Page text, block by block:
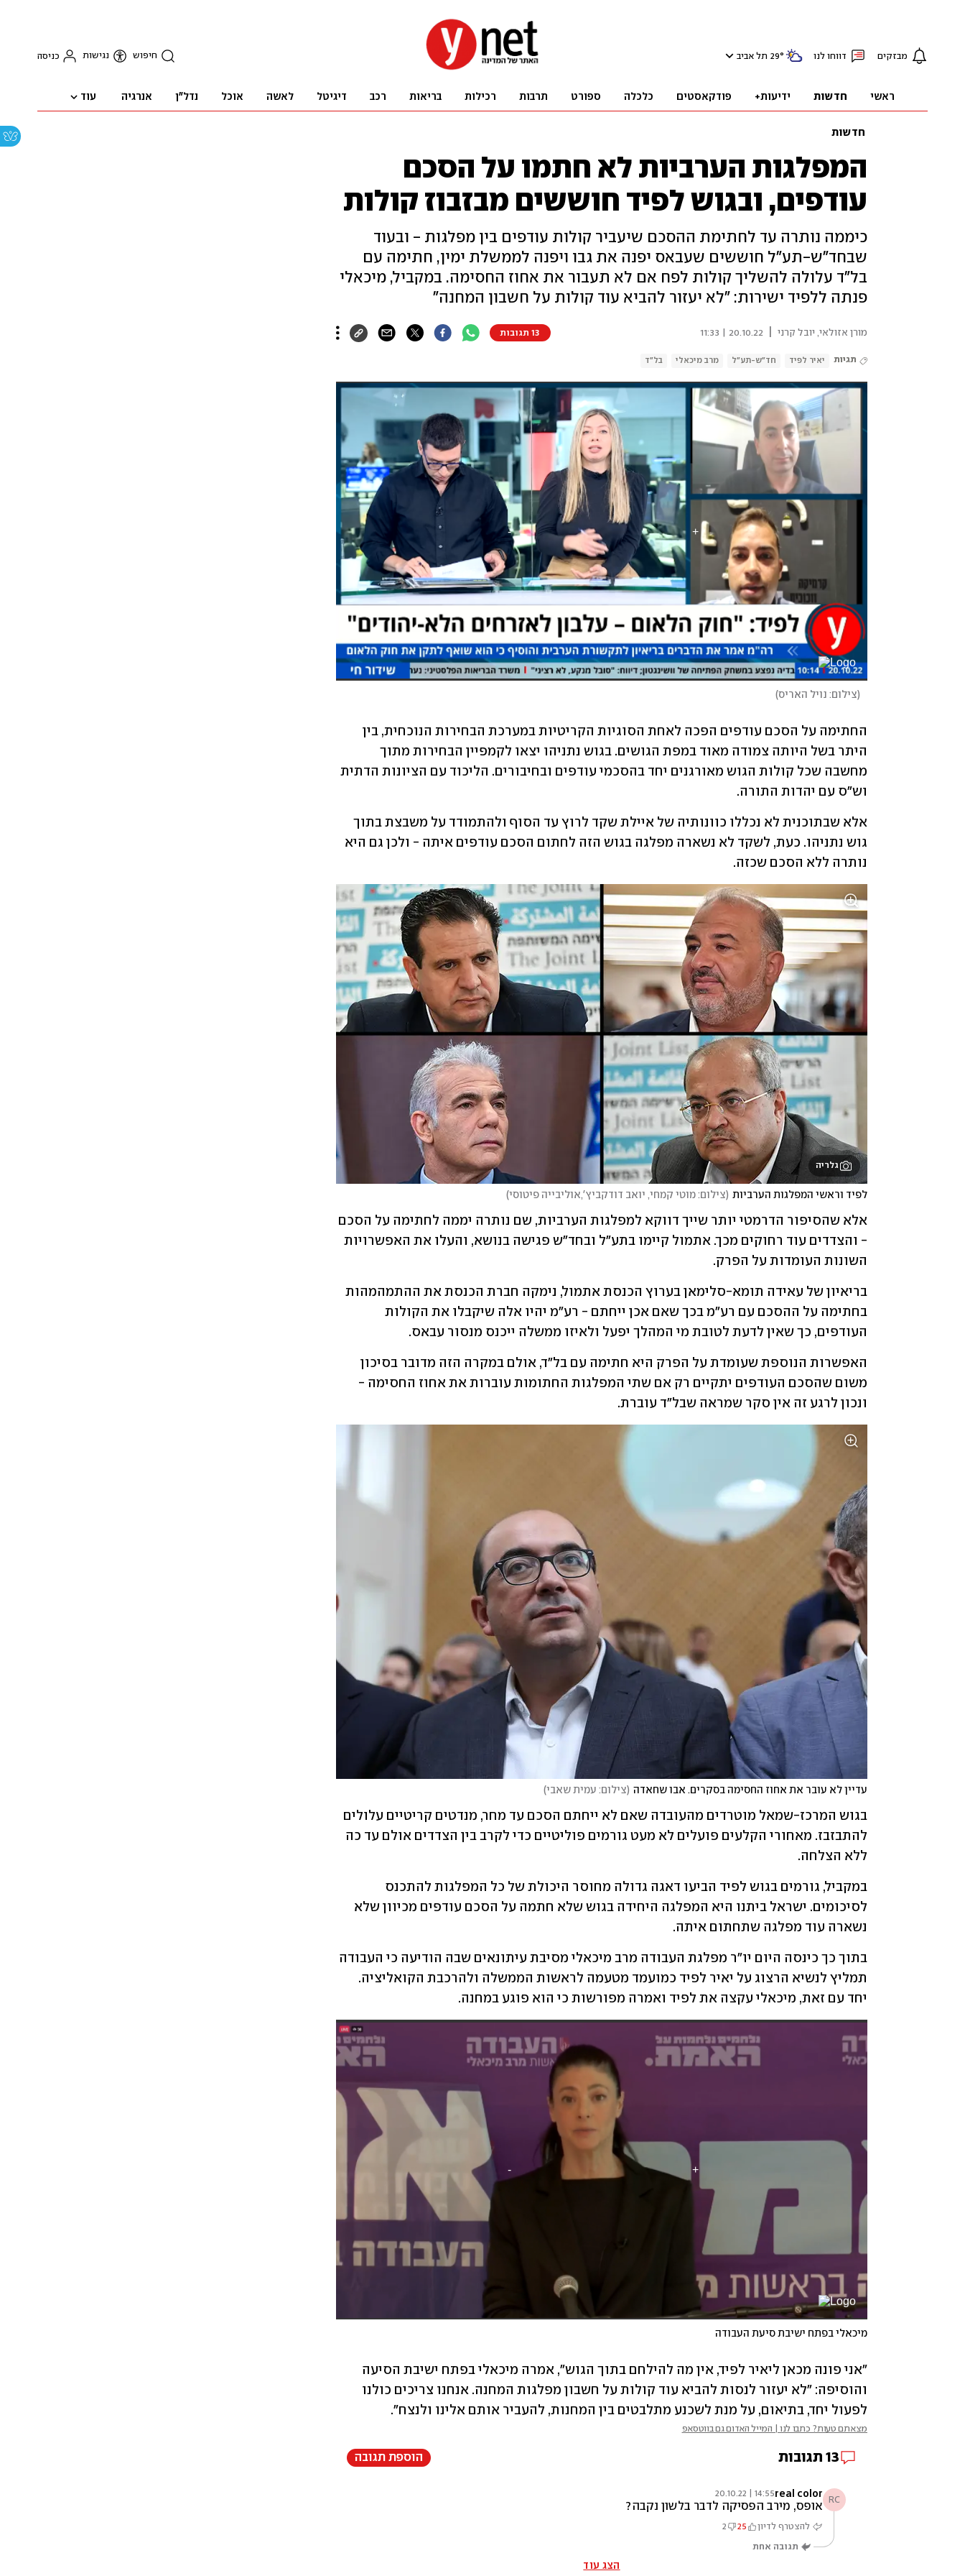
מבזקים דווחו לנו 29° תל אביב חיפוש נגישות כניסה
ראשי חדשות ידיעות+ פודקאסטים כלכלה ספורט תרבות רכילות בריאות רכב דיגיטל לאשה אוכל נדל"ן אנרגיה עוד
חדשות
המפלגות הערביות לא חתמו על הסכם
עודפים, ובגוש לפיד חוששים מבזבוז קולות
כיממה נותרה עד לחתימת ההסכם שיעביר קולות עודפים בין מפלגות - ובעוד
שבחד"ש-תע"ל חוששים שעבאס יפנה את גבו ויפנה לממשלת ימין, חתימה עם
בל"ד עלולה להשליך קולות לפח אם לא תעבור את אחוז החסימה. במקביל, מיכאלי
פנתה ללפיד ישירות: "לא יעזור להביא עוד קולות על חשבון המחנה"
מורן אזולאי יובל קרני 20.10.22 | 11:33 13 תגובות
תגיות יאיר לפיד חד"ש-תע"ל מרב מיכאלי בל"ד
(צילום: נויל האריס)
וש"ס עם יהדות התורה.
נותרה ללא הסכם שכזה.
גלריה
לפיד וראשי המפלגות הערביות (צילום: מוטי קמחי, יואב דודקביץ',אוליבייה פיטוסי)
השונות העומדות על הפרק.
העודפים, כך שאין לדעת לטובת מי המהלך יפעל ולאיזו ממשלה ייכנס מנסור עבאס.
ונכון לרגע זה אין סקר שמראה שבל"ד עוברת.
עדיין לא עובר את אחוז החסימה בסקרים. אבו שחאדה (צילום: עמית שאבי)
ללא הצלחה.
נשארה עוד מפלגה שתחתום איתה.
יחד עם זאת, מיכאלי עקצה את לפיד ואמרה מפורשות כי הוא פוגע במחנה.
מיכאלי בפתח ישיבת סיעת העבודה
לפעול יחד, בתיאום, על מנת לשכנע מתלבטים בין המחנות, להעביר אותם אלינו ולנצח".
מצאתם טעות? כתבו לנו | המייל האדום גם בווטסאפ
13 תגובות הוספת תגובה
RC
real color
14:55 | 20.10.22
אופס, מירב הפסיקה לדבר בלשון נקבה?
להצטרף לדיון 25
2
תגובה אחת
הצג עוד